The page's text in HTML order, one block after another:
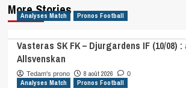
More Stories
Analyses Match Pronos Football
Vasteras SK FK – Djurgardens IF (10/08)
Allsvenskan
Tedam's prono 8 août 2026 0
Analyses Match Pronos Football